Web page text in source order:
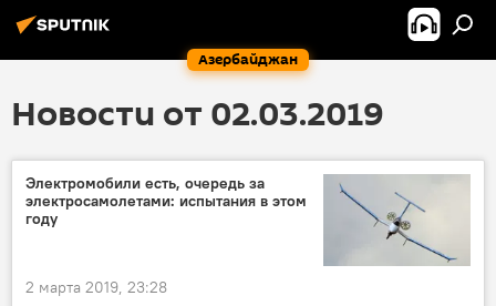
Азербайджан
Новости от 02.03.2019
Электромобили есть, очередь за
электросамолетами: испытания в этом
году
2 марта 2019, 23:28